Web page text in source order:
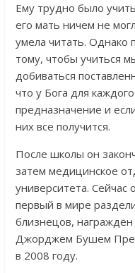
Ему трудно было
его мать ничем не
умела читать. Однако
тому, чтобы учиться
добиваться
что у Бога для
предназначение и
них все получится.
После школы он
затем медицинское
университета.
первый в мире
близнецов,
Джорджем Бушем
в 2008 году.